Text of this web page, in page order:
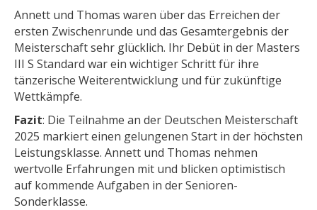
Annett und Thomas waren über das Erreichen der
ersten Zwischenrunde und das Gesamtergebnis der
Meisterschaft sehr glücklich. Ihr Debüt in der Masters
III S Standard war ein wichtiger Schritt für ihre
tänzerische Weiterentwicklung und für zukünftige
Wettkämpfe.
Fazit: Die Teilnahme an der Deutschen Meisterschaft
2025 markiert einen gelungenen Start in der höchsten
Leistungsklasse. Annett und Thomas nehmen
wertvolle Erfahrungen mit und blicken optimistisch
auf kommende Aufgaben in der Senioren-
Sonderklasse.